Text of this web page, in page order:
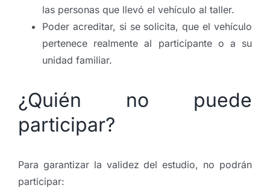
las personas que llevó el vehículo al taller.
Poder acreditar, si se solicita, que el vehículo
pertenece realmente al participante o a su
unidad familiar.
¿Quién no puede
participar?
Para garantizar la validez del estudio, no podrán
participar: